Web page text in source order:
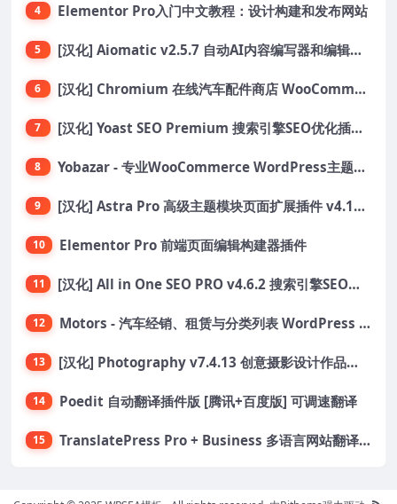
4 Elementor Pro入门中文教程：设计构建和发布网站
5 [汉化] Aiomatic v2.5.7 自动AI内容编写器和编辑器GPT-3和GPT-4等AI工具包
6 [汉化] Chromium 在线汽车配件商店 WooCommerce 主题 v1.3.28
7 [汉化] Yoast SEO Premium 搜索引擎SEO优化插件+全套扩展附件
8 Yobazar - 专业WooCommerce WordPress主题，助力在线商店
9 [汉化] Astra Pro 高级主题模块页面扩展插件 v4.11.6
10 Elementor Pro 前端页面编辑构建器插件
11 [汉化] All in One SEO PRO v4.6.2 搜索引擎SEO优化WordPress插件
12 Motors - 汽车经销、租赁与分类列表 WordPress 主题
13 [汉化] Photography v7.4.13 创意摄影设计作品展示主题
14 Poedit 自动翻译插件版 [腾讯+百度版] 可调速翻译
15 TranslatePress Pro + Business 多语言网站翻译插件